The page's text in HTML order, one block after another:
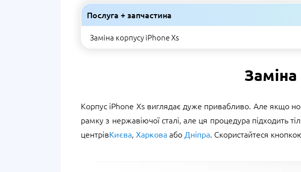
Послуга + запчастина
Заміна корпусу iPhone Xs
Корпус iPhone Xs виглядає дуже привабливо. Але якщо
рамку з нержавіючої сталі, але ця процедура підходить
центрівКиєва, Харкова або Дніпра. Скористайтеся